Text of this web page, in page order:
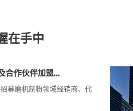
在手中
合作伙伴加盟...
募磨机制粉领域经销商、代